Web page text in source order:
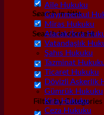
Search in title
Search in content
Filter by Categories
Aile Hukuku
Gayrımenkul
Miras Hukuku
Alacak/İcra
Vatandaşlık
Şahıs Hukuku
Tazminat
Ticaret Hukuku
Dövizli Askerlik
Gümrük Hukuku
Kira Hukuku
Ceza Hukuku